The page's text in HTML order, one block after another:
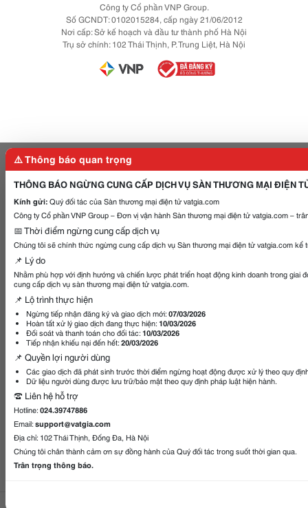
Công ty Cổ phần VNP Group.
Số GCNDT: 0102015284, cấp ngày 21/06/2012
Nơi cấp: Sở kế hoạch và đầu tư thành phố Hà Nội
Trụ sở chính: 102 Thái Thịnh, P. Trung Liệt, Hà Nội
⚠️ Thông báo quan trọng
THÔNG BÁO NGỪNG CUNG CẤP DỊCH VỤ SÀN THƯƠNG MẠI ĐIỆN
Kính gửi:Quý đối tác của Sàn thương mại điện tử vatgia.com
Công ty Cổ phần VNP Group – Đơn vị vận hành Sàn thương mại điện tử vatgia.com –
📅 Thời điểm ngừng cung cấp dịch vụ
Chúng tôi sẽ chính thức ngừng cung cấp dịch vụ Sàn thương mại điện tử vatgia.com kể
📌 Lý do
Nhằm phù hợp với định hướng và chiến lược phát triển hoạt động kinh doanh trong giai
cung cấp dịch vụ sàn thương mại điện tử vatgia.com.
📌 Lộ trình thực hiện
Ngừng tiếp nhận đăng ký và giao dịch mới:07/03/2026
Hoàn tất xử lý giao dịch đang thực hiện: 10/03/2026
Đối soát và thanh toán cho đối tác: 10/03/2026
Tiếp nhận khiếu nại đến hết:20/03/2026
📌 Quyền lợi người dùng
Các giao dịch đã phát sinh trước thời điểm ngừng hoạt động được xử lý theo quy
Dữ liệu người dùng được lưu trữ/bảo mật theo quy định pháp luật hiện hành.
☎️ Liên hệ hỗ trợ
Hotline:024.39747886
Email:support@vatgia.com
Địa chỉ: 102 Thái Thịnh, Đống Đa, Hà Nội
Chúng tôi chân thành cảm ơn sự đồng hành của Quý đối tác trong suốt thời gian qua.
Trân trọng thông báo.